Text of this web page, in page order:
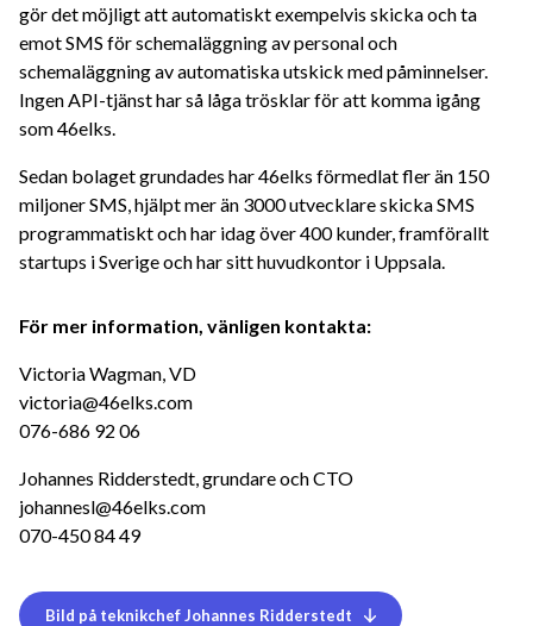
gör det möjligt att automatiskt exempelvis skicka och ta
emot SMS för schemaläggning av personal och
schemaläggning av automatiska utskick med påminnelser.
Ingen API-tjänst har så låga trösklar för att komma igång
som 46elks.
Sedan bolaget grundades har 46elks förmedlat fler än 150
miljoner SMS, hjälpt mer än 3000 utvecklare skicka SMS
programmatiskt och har idag över 400 kunder, framförallt
startups i Sverige och har sitt huvudkontor i Uppsala.
För mer information, vänligen kontakta:
Victoria Wagman, VD
victoria@46elks.com
076-686 92 06
Johannes Ridderstedt, grundare och CTO
johannesl@46elks.com
070-450 84 49
Bild på teknikchef Johannes Ridderstedt